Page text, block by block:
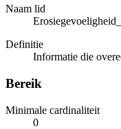
Naam lid
Definitie
Informatie die
Bereik
Minimale cardinaliteit
0